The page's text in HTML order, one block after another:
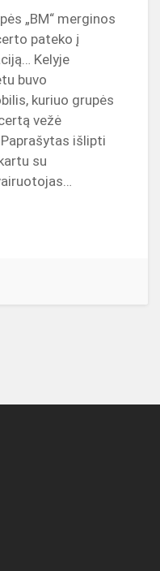
„BM“ merginos
pateko į
Kelyje
buvo
kuriuo grupės
vežė
išlipti
su